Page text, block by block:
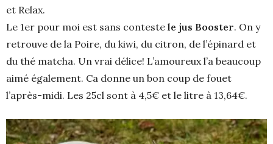
et Relax.
Le 1er pour moi est sans conteste le jus Booster. On y
retrouve de la Poire, du kiwi, du citron, de l’épinard et
du thé matcha. Un vrai délice! L’amoureux l’a beaucoup
aimé également. Ca donne un bon coup de fouet
l’après-midi. Les 25cl sont à 4,5€ et le litre à 13,64€.